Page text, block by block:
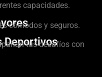
capacidades.
cómodos y seguros.
Deportivos
tus desafíos con